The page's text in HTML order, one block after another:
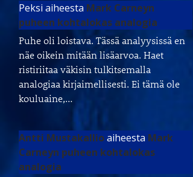
Peksi aiheesta Mark Carneyn
puheen kohtalokas analogia
Puhe oli loistava. Tässä analyysissä en
näe oikein mitään lisäarvoa. Haet
ristiriitaa väkisin tulkitsemalla
analogiaa kirjaimellisesti. Ei tämä ole
kouluaine,…
Antti Mustakallioaiheesta Mark
Carneyn puheen kohtalokas
analogia